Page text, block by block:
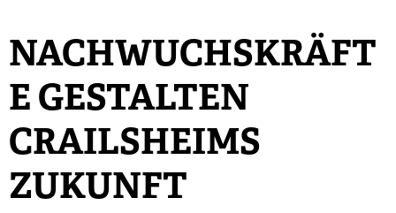
NACHWUCHSKRÄFT
E GESTALTEN
CRAILSHEIMS
ZUKUNFT